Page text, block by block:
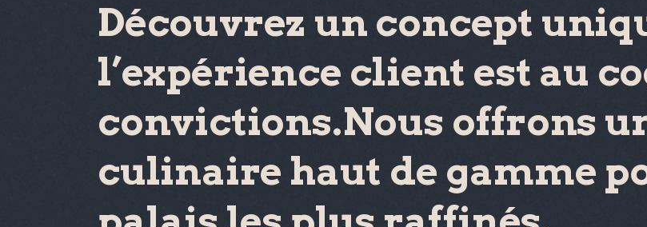
Découvrez un concept
l’expérience client est au
convictions.Nous offrons
culinaire haut de gamme